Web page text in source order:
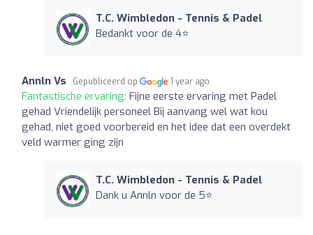
T.C. Wimbledon - Tennis & Padel
Bedankt voor de 4⭐️
Annln Vs Gepubliceerd op 1 year ago
Fantastische ervaring: Fijne eerste ervaring met Padel
gehad Vriendelijk personeel Bij aanvang wel wat kou
gehad, niet goed voorbereid en het idee dat een overdekt
veld warmer ging zijn
T.C. Wimbledon - Tennis & Padel
Dank u Annln voor de 5⭐️